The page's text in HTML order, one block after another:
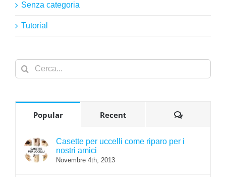
Senza categoria
Tutorial
Cerca
per:
Popular Recent Commenti
Casette per uccelli come riparo per i
nostri amici
Novembre 4th, 2013